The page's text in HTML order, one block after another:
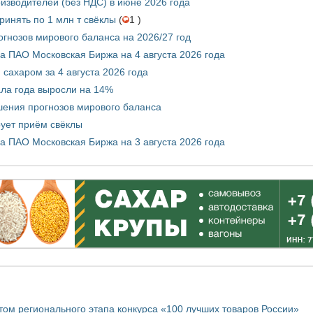
по 1 млн т свёклы (
1 )
мирового баланса на 2026/27 год
Московская Биржа на 4 августа 2026 года
за 4 августа 2026 года
года выросли на 14%
прогнозов мирового баланса
приём свёклы
Московская Биржа на 3 августа 2026 года
регионального этапа конкурса «100 лучших товаров России»